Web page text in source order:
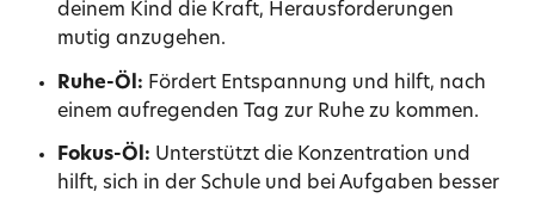
deinem Kind die Kraft, Herausforderungen
mutig anzugehen.
Ruhe-Öl: Fördert Entspannung und hilft, nach
einem aufregenden Tag zur Ruhe zu kommen.
Fokus-Öl: Unterstützt die Konzentration und
hilft, sich in der Schule und bei Aufgaben besser